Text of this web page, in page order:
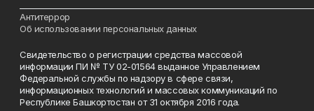
Антитеррор
Об использовании персональных данных
Свидетельство о регистрации средства массовой
информации ПИ № ТУ 02-01564 выданное Управлением
Федеральной службы по надзору в сфере связи,
информационных технологий и массовых коммуникаций по
Республике Башкортостан от 31 октября 2016 года.